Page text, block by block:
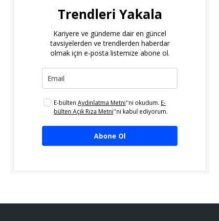
Trendleri Yakala
Kariyere ve gündeme dair en güncel
tavsiyelerden ve trendlerden haberdar
olmak için e-posta listemize abone ol.
E-bülten Aydınlatma Metni''ni okudum. E-
bülten Açık Rıza Metni''ni kabul ediyorum.
Abone Ol